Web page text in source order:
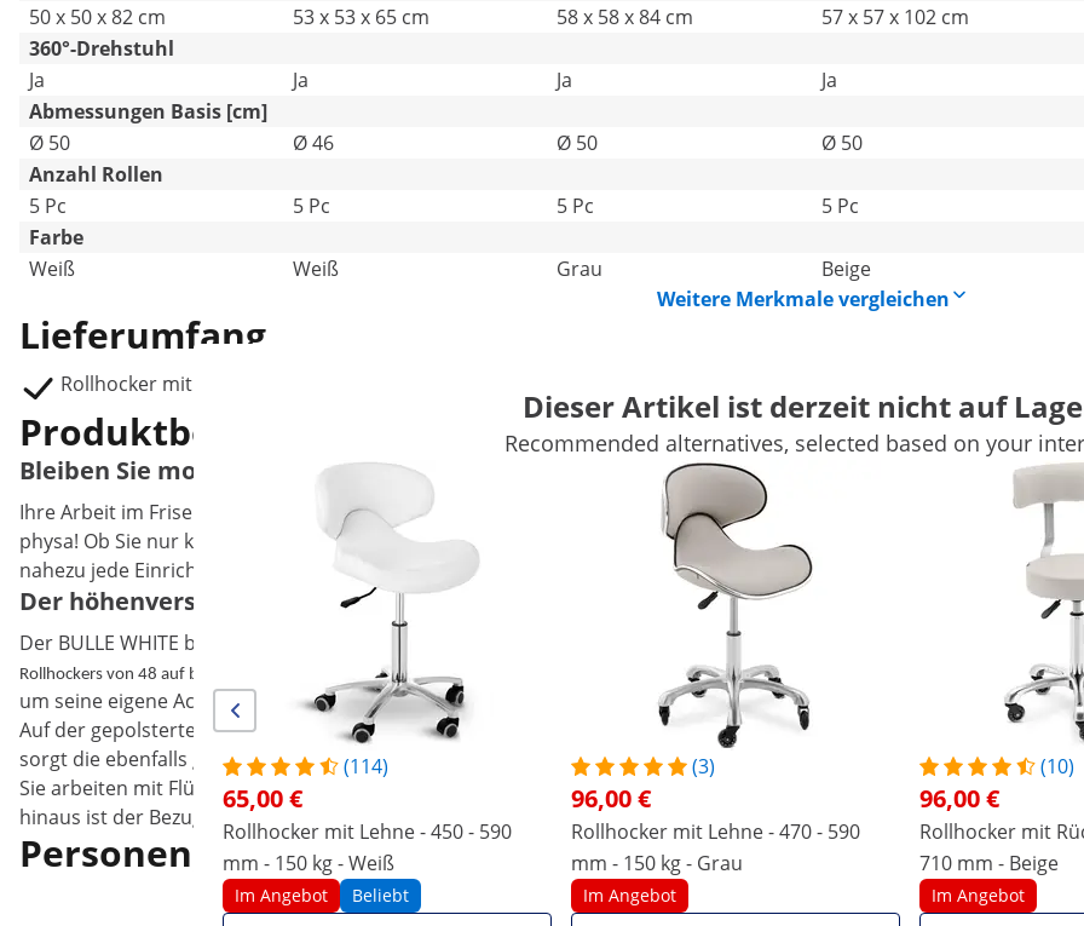
50 x 50 x 82 cm
53 x 53 x 65 cm 58 x 58 x 84 cm 57 x 57 x 102 cm
360°-Drehstuhl
Ja
Ja Ja Ja
Abmessungen Basis [cm]
Ø 50
Ø 46 Ø 50 Ø 50
Anzahl Rollen
5 Pc
5 Pc 5 Pc 5 Pc
Farbe
Weiß
Weiß Grau Beige
Weitere Merkmale vergleichen
Lieferumfang
Rollhocker mit Lehne BULLE WHITE
Dieser Artikel ist derzeit nicht auf
Recommended alternatives, selected based on your
(114)
65,00 €
Rollhocker mit Lehne - 450 - 590
mm - 150 kg - Weiß
Im Angebot Beliebt
(3)
96,00 €
Rollhocker mit Lehne - 470 - 590
mm - 150 kg - Grau
Im Angebot
(10)
96,00 €
Rollhocker mit
710 mm - Beige
Im Angebot
Produktbeschreibung
Bleiben Sie mobil auf dem Rollhocker mit Rückenlehne von physa
Ihre Arbeit im Friseursalon, Beautystudio, Büro oder in einer Arztpraxis ist abwechslungs- und bewegungsreich?
physa! Ob Sie nur kurz oder lang auf ihm sitzen, Sie finden immer die beste Position. Sein funktionales Design und
nahezu jede Einrichtung und alle Einsatzbereiche, die eine hohe Mobilität erfordern.
Der höhenverstellbare Rollhocker bringt Sie immer in die beste Position
Der BULLE WHITE bietet Ihnen viele nützliche Details. Auf 5 leichtgängigen Rollen bringen Sie ihn dorthin, wo Sie ihn
Rollhockers von 48 auf bis zu 61 cm.
So bringen Sie ihn immer in die perfekte Position, auf der Sie eine entspannte
um seine eigene Achse.
Auf der gepolsterten Sitzfläche mit einem Durchmesser von 36 cm sitzen Sie selbst über längere Zeiträume
sorgt die ebenfalls gepolsterte Rückenlehne. Dabei überzeugt der Praxishocker durch seine robuste Konstruktion,
Sie arbeiten mit Flüssigkeiten oder staubigen Substanzen? Die verwendeten Materialien, wie Kunststoff und die
hinaus ist der Bezug der Sitzfläche staub- und wasserabweisend, wodurch der Rollhocker insgesamt weniger
Personen, die dieses Produkt ansahen, interessierten sich